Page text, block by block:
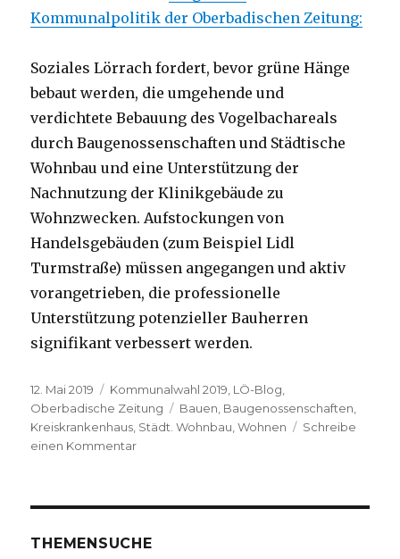
Kommunalpolitik der Oberbadischen Zeitung:
Soziales Lörrach fordert, bevor grüne Hänge
bebaut werden, die umgehende und
verdichtete Bebauung des Vogelbachareals
durch Baugenossenschaften und Städtische
Wohnbau und eine Unterstützung der
Nachnutzung der Klinikgebäude zu
Wohnzwecken. Aufstockungen von
Handelsgebäuden (zum Beispiel Lidl
Turmstraße) müssen angegangen und aktiv
vorangetrieben, die professionelle
Unterstützung potenzieller Bauherren
signifikant verbessert werden.
Veröffentlicht
am
12. Mai 2019 Kategorien
Kommunalwahl 2019 LÖ-Blog
Oberbadische Zeitung
Schlagwörter
Bauen Baugenossenschaften
Kreiskrankenhaus Städt. Wohnbau ,Wohnen
Schreibe
einen Kommentar
THEMENSUCHE